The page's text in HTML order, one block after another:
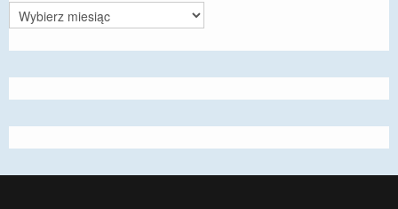
Archiwa